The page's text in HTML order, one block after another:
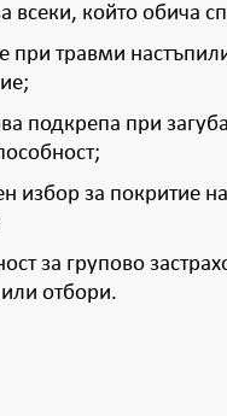
всеки, който обича
при травми
подкрепа при
избор за покритие
за групово
отбори.